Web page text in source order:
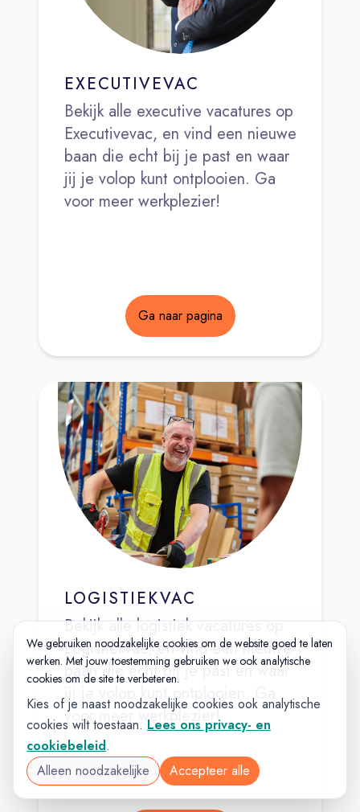
EXECUTIVEVAC
Bekijk alle executive vacatures op
Executivevac, en vind een nieuwe
baan die echt bij je past en waar
jij je volop kunt ontplooien. Ga
voor meer werkplezier!
Ga naar pagina
LOGISTIEKVAC
Bekijk alle logistiek vacatures op
Logistiekvac, en vind een nieuwe
baan die echt bij je past en waar
jij je volop kunt ontplooien. Ga
voor meer werkplezier!
We gebruiken noodzakelijke cookies om de website goed te laten
werken. Met jouw toestemming gebruiken we ook analytische
cookies om de site te verbeteren.
Kies of je naast noodzakelijke cookies ook analytische
cookies wilt toestaan. Lees ons privacy- en
cookiebeleid.
Alleen noodzakelijke
Accepteer alle